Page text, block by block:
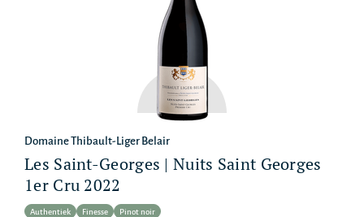
Domaine Thibault-Liger Belair
Les Saint-Georges | Nuits Saint Georges
1er Cru 2022
Authentiek Finesse Pinot noir